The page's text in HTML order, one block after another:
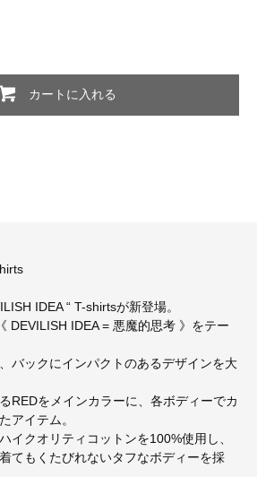
カートに入れる
IDEA “ T-shirtsが新登場。
DEVILISH IDEA = 悪魔的思考 》をテー
バックにインパクトのあるデザインを大
REDをメインカラーに、各ボディーでカ
アイテム。
イクオリティコットンを100%使用し、
てもくたびれないタフなボディーを採